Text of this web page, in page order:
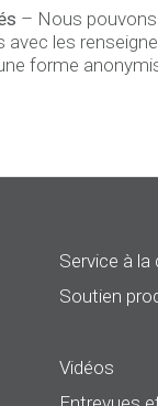
– Nous
les
forme
Service à la
Soutien
Vidéos